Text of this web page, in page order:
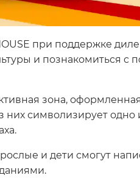
при поддержке
и познакомиться
зона,
символизирует
и дети смогут